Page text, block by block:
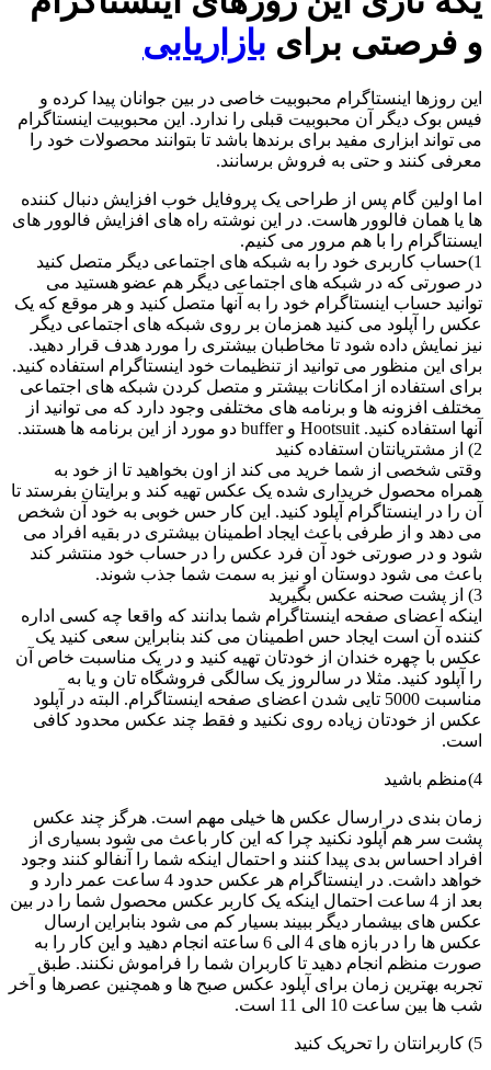
و فرصتی برای بازاریابی
این روزها اینستاگرام محبوبیت خاصی در بین جوانان پیدا کرده و
فیس بوک دیگر آن محبوبیت قبلی را ندارد. این محبوبیت اینستاگرام
می تواند ابزاری مفید برای برندها باشد تا بتوانند محصولات خود را
معرفی کنند و حتی به فروش برسانند.
اما اولین گام پس از طراحی یک پروفایل خوب افزایش دنبال کننده
ها یا همان فالوور هاست. در این نوشته راه های افزایش فالوور های
ایسنتاگرام را با هم مرور می کنیم.
1)حساب کاربری خود را به شبکه های اجتماعی دیگر متصل کنید
در صورتی که در شبکه های اجتماعی دیگر هم عضو هستید می
توانید حساب اینستاگرام خود را به آنها متصل کنید و هر موقع که یک
عکس را آپلود می کنید همزمان بر روی شبکه های اجتماعی دیگر
نیز نمایش داده شود تا مخاطبان بیشتری را مورد هدف قرار دهید.
برای این منظور می توانید از تنظیمات خود اینستاگرام استفاده کنید.
برای استفاده از امکانات بیشتر و متصل کردن شبکه های اجتماعی
مختلف افزونه ها و برنامه های مختلفی وجود دارد که می توانید از
آنها استفاده کنید. Hootsuit و buffer دو مورد از این برنامه ها هستند.
2) از مشتریانتان استفاده کنید
وقتی شخصی از شما خرید می کند از اون بخواهید تا از خود به
همراه محصول خریداری شده یک عکس تهیه کند و برایتان بفرستد تا
آن را در اینستاگرام آپلود کنید. این کار حس خوبی به خود آن شخص
می دهد و از طرفی باعث ایجاد اطمینان بیشتری در بقیه افراد می
شود و در صورتی خود آن فرد عکس را در حساب خود منتشر کند
باعث می شود دوستان او نیز به سمت شما جذب شوند.
3) از پشت صحنه عکس بگیرید
اینکه اعضای صفحه اینستاگرام شما بدانند که واقعا چه کسی اداره
کننده آن است ایجاد حس اطمینان می کند بنابراین سعی کنید یک
عکس با چهره خندان از خودتان تهیه کنید و در یک مناسبت خاص آن
را آپلود کنید. مثلا در سالروز یک سالگی فروشگاه تان و یا به
مناسبت 5000 تایی شدن اعضای صفحه اینستاگرام. البته در آپلود
عکس از خودتان زیاده روی نکنید و فقط چند عکس محدود کافی
است.
4)منظم باشید
زمان بندی در ارسال عکس ها خیلی مهم است. هرگز چند عکس
پشت سر هم آپلود نکنید چرا که این کار باعث می شود بسیاری از
افراد احساس بدی پیدا کنند و احتمال اینکه شما را آنفالو کنند وجود
خواهد داشت. در اینستاگرام هر عکس حدود 4 ساعت عمر دارد و
بعد از 4 ساعت احتمال اینکه یک کاربر عکس محصول شما را در بین
عکس های بیشمار دیگر ببیند بسیار کم می شود بنابراین ارسال
عکس ها را در بازه های 4 الی 6 ساعته انجام دهید و این کار را به
صورت منظم انجام دهید تا کاربران شما را فراموش نکنند. طبق
تجربه بهترین زمان برای آپلود عکس صبح ها و همچنین عصرها و آخر
شب ها بین ساعت 10 الی 11 است.
5) کاربرانتان را تحریک کنید